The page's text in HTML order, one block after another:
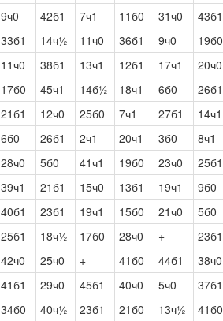
9ч0 42б1 7ч1 11б0 31ч0 43б1
33б1 14ч½ 11ч0 36б1 9ч0 19б0
11ч0 38б1 13ч1 12б1 17ч1 20ч0
17б0 45ч1 14б½ 18ч1 6б0 26б1
21б1 12ч0 25б0 7ч1 27б1 14ч1
6б0 26б1 2ч1 20ч1 3б0 8ч1
28ч0 5б0 41ч1 19б0 23ч0 25б1
39ч1 21б1 15ч0 13б1 19ч1 9б0
40б1 23б1 19ч1 15б0 21ч0 5б0
25б1 18ч½ 17б0 28ч0 + 23б1
42ч0 25ч0 + 41б0 44б1 38ч0
41б1 29ч0 45б1 40ч0 5ч0 37б1
34б0 40ч½ 23б1 21б0 13ч½ 41б0